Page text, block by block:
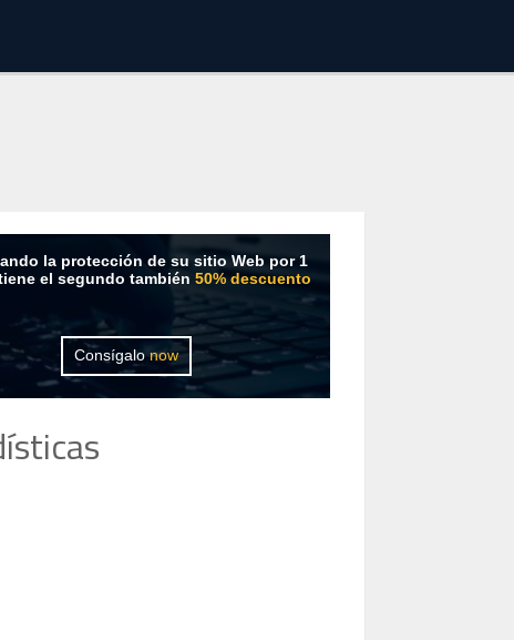
la protección de su sitio Web por 1
el segundo también50% descuento
Consígalonow